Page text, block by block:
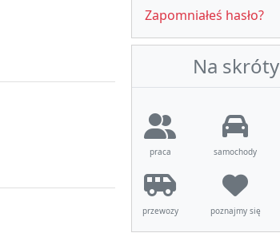
Zapomniałeś hasło?
Na skróty
praca samochody
przewozy poznajmy się